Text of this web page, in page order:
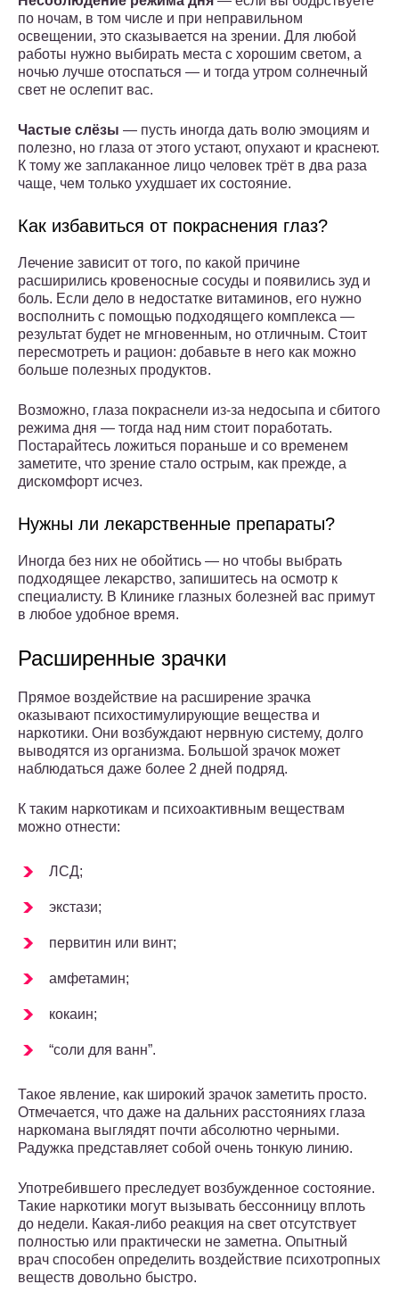
по ночам, в том числе и при неправильном
освещении, это сказывается на зрении. Для любой
работы нужно выбирать места с хорошим светом, а
ночью лучше отоспаться — и тогда утром солнечный
свет не ослепит вас.
Частые слёзы — пусть иногда дать волю эмоциям и
полезно, но глаза от этого устают, опухают и краснеют.
К тому же заплаканное лицо человек трёт в два раза
чаще, чем только ухудшает их состояние.
Как избавиться от покраснения глаз?
Лечение зависит от того, по какой причине
расширились кровеносные сосуды и появились зуд и
боль. Если дело в недостатке витаминов, его нужно
восполнить с помощью подходящего комплекса —
результат будет не мгновенным, но отличным. Стоит
пересмотреть и рацион: добавьте в него как можно
больше полезных продуктов.
Возможно, глаза покраснели из-за недосыпа и сбитого
режима дня — тогда над ним стоит поработать.
Постарайтесь ложиться пораньше и со временем
заметите, что зрение стало острым, как прежде, а
дискомфорт исчез.
Нужны ли лекарственные препараты?
Иногда без них не обойтись — но чтобы выбрать
подходящее лекарство, запишитесь на осмотр к
специалисту. В Клинике глазных болезней вас примут
в любое удобное время.
Расширенные зрачки
Прямое воздействие на расширение зрачка
оказывают психостимулирующие вещества и
наркотики. Они возбуждают нервную систему, долго
выводятся из организма. Большой зрачок может
наблюдаться даже более 2 дней подряд.
К таким наркотикам и психоактивным веществам
можно отнести:
ЛСД;
экстази;
первитин или винт;
амфетамин;
кокаин;
“соли для ванн”.
Такое явление, как широкий зрачок заметить просто.
Отмечается, что даже на дальних расстояниях глаза
наркомана выглядят почти абсолютно черными.
Радужка представляет собой очень тонкую линию.
Употребившего преследует возбужденное состояние.
Такие наркотики могут вызывать бессонницу вплоть
до недели. Какая-либо реакция на свет отсутствует
полностью или практически не заметна. Опытный
врач способен определить воздействие психотропных
веществ довольно быстро.